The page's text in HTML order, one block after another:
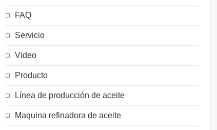
FAQ
Servicio
Video
Producto
Línea de producción de aceite
Maquina refinadora de aceite